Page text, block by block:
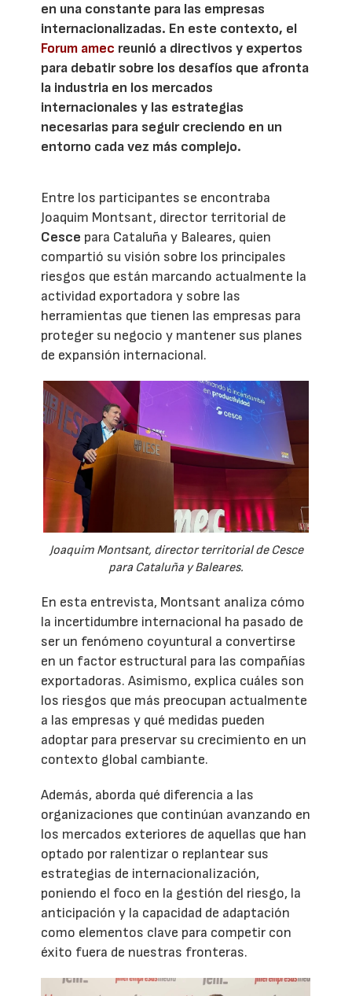
en una constante para las empresas
internacionalizadas. En este contexto, el
Forum amec reunió a directivos y expertos
para debatir sobre los desafíos que afronta
la industria en los mercados
internacionales y las estrategias
necesarias para seguir creciendo en un
entorno cada vez más complejo.
Entre los participantes se encontraba
Joaquim Montsant, director territorial de
Cesce para Cataluña y Baleares, quien
compartió su visión sobre los principales
riesgos que están marcando actualmente la
actividad exportadora y sobre las
herramientas que tienen las empresas para
proteger su negocio y mantener sus planes
de expansión internacional.
Joaquim Montsant, director territorial de Cesce
para Cataluña y Baleares.
En esta entrevista, Montsant analiza cómo
la incertidumbre internacional ha pasado de
ser un fenómeno coyuntural a convertirse
en un factor estructural para las compañías
exportadoras. Asimismo, explica cuáles son
los riesgos que más preocupan actualmente
a las empresas y qué medidas pueden
adoptar para preservar su crecimiento en un
contexto global cambiante.
Además, aborda qué diferencia a las
organizaciones que continúan avanzando en
los mercados exteriores de aquellas que han
optado por ralentizar o replantear sus
estrategias de internacionalización,
poniendo el foco en la gestión del riesgo, la
anticipación y la capacidad de adaptación
como elementos clave para competir con
éxito fuera de nuestras fronteras.